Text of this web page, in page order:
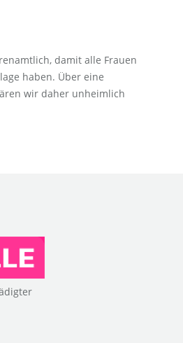
damit alle Frauen
haben. Über eine
wir daher unheimlich